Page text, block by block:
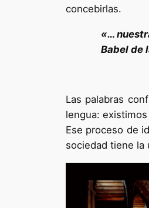
concebirlas.
«…
Babel de
Las palabras
lengua:
Ese proceso de
sociedad tiene la